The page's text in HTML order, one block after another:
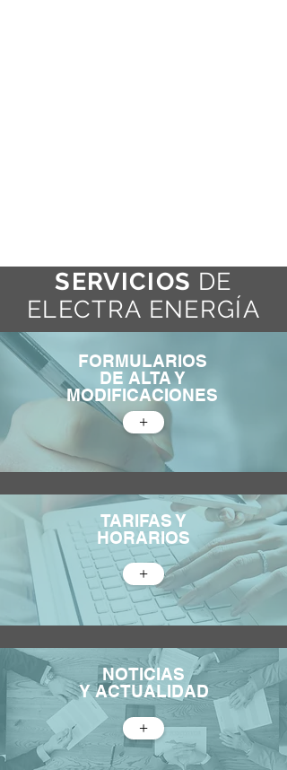
SERVICIOS DE
ELECTRA ENERGÍA
FORMULARIOS
DE ALTA Y
MODIFICACIONES
+
TARIFAS Y
HORARIOS
+
NOTICIAS
Y ACTUALIDAD
+